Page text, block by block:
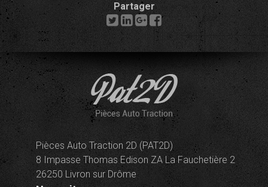
Partager
Pièces Auto Traction 2D (PAT2D)
8 Impasse Thomas Edison ZA La Fauchetière 2
26250 Livron sur Drôme